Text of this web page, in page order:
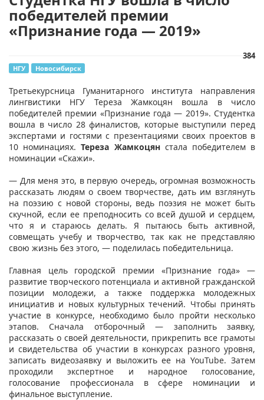
победителей премии
«Признание года — 2019»
384
НГУ Новосибирск
Третьекурсница Гуманитарного института направления
лингвистики НГУ Тереза Жамкоцян вошла в число
победителей премии «Признание года — 2019». Студентка
вошла в число 28 финалистов, которые выступили перед
экспертами и гостями с презентациями своих проектов в
10 номинациях.Тереза Жамкоцянстала победителем в
номинации «Скажи».
— Для меня это, в первую очередь, огромная возможность
рассказать людям о своем творчестве, дать им взглянуть
на поэзию с новой стороны, ведь поэзия не может быть
скучной, если ее преподносить со всей душой и сердцем,
что я и стараюсь делать. Я пытаюсь быть активной,
совмещать учебу и творчество, так как не представляю
свою жизнь без этого, — поделилась победительница.
Главная цель городской премии «Признание года» —
развитие творческого потенциала и активной гражданской
позиции молодежи, а также поддержка молодежных
инициатив и новых культурных течений. Чтобы принять
участие в конкурсе, необходимо было пройти несколько
этапов. Сначала отборочный — заполнить заявку,
рассказать о своей деятельности, прикрепить все грамоты
и свидетельства об участии в конкурсах разного уровня,
записать видеозаявку и выложить ее на YouTube. Затем
проходили экспертное и народное голосование,
голосование профессионала в сфере номинации и
финальное выступление.